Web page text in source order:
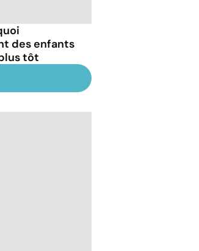
des enfants
tôt